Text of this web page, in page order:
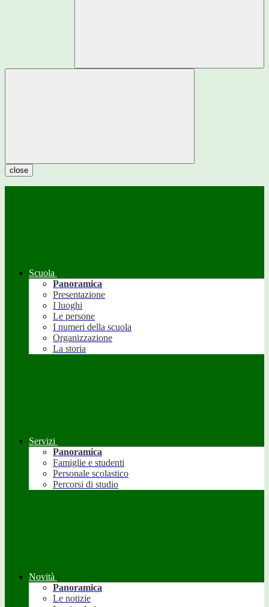
close
Scuola
Panoramica
Presentazione
I luoghi
Le persone
I numeri della scuola
Organizzazione
La storia
Servizi
Panoramica
Famiglie e studenti
Personale scolastico
Percorsi di studio
Novità
Panoramica
Le notizie